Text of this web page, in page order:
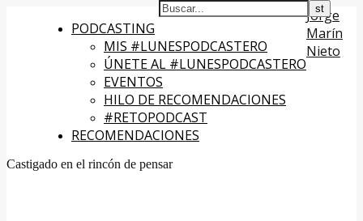
PODCASTING
MIS #LUNESPODCASTERO
ÚNETE AL #LUNESPODCASTERO
EVENTOS
HILO DE RECOMENDACIONES
#RETOPODCAST
RECOMENDACIONES
Jorge
Marín
Nieto
Castigado en el rincón de pensar